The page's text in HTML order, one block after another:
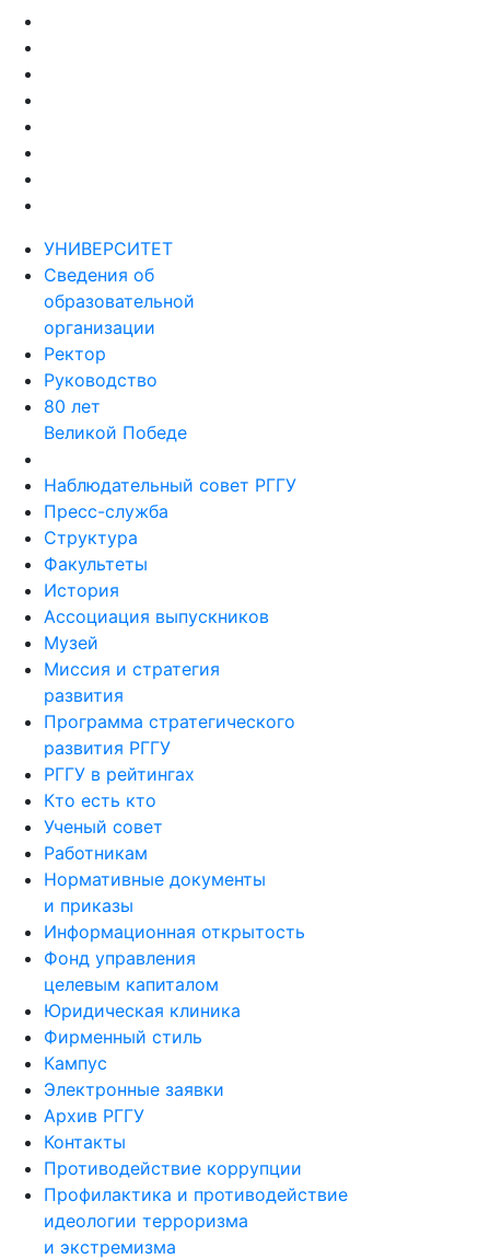
УНИВЕРСИТЕТ
Сведения об
образовательной
организации
Ректор
Руководство
80 лет
Великой Победе
Наблюдательный совет РГГУ
Пресс-служба
Структура
Факультеты
История
Ассоциация выпускников
Музей
Миссия и стратегия
развития
Программа стратегического
развития РГГУ
РГГУ в рейтингах
Кто есть кто
Ученый совет
Работникам
Нормативные документы
и приказы
Информационная открытость
Фонд управления
целевым капиталом
Юридическая клиника
Фирменный стиль
Кампус
Электронные заявки
Архив РГГУ
Контакты
Противодействие коррупции
Профилактика и противодействие
идеологии терроризма
и экстремизма